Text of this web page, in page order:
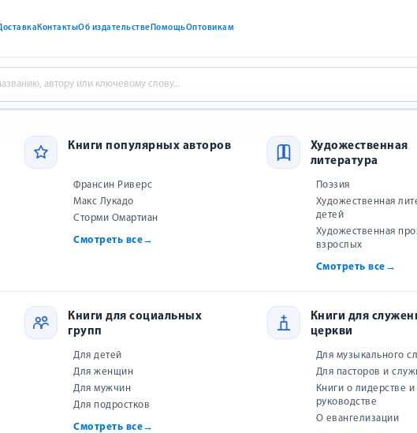
КонтактыОб издательстве ПомощьОптовикам
Книги популярных авторов
Франсин Риверс
Макс Лукадо
Сторми Омартиан
Смотреть все→
Художественная
литература
Поэзия
Художественная
детей
Художественная
взрослых
Смотреть все →
Книги для социальных
групп
Для детей
Для женщин
Для мужчин
Для подростков
Смотреть все→
Книги для
церкви
Для музыкального
Для пасторов и
Книги о лидерстве и
руководстве
О евангелизации
Открытка с воздушным шаром
(двойная в конверте)
Днём рождения!»
Купить на маркетплейсах